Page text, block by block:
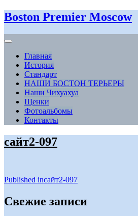
Boston Premier Moscow
Главная
История
Стандарт
НАШИ БОСТОН ТЕРЬЕРЫ
Наши Чихуахуа
Щенки
Фотоальбомы
Контакты
сайт2-097
Навигация
по
записям
Published inсайт2-097
Свежие записи